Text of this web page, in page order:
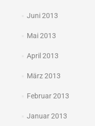
Juni 2013
Mai 2013
April 2013
März 2013
Februar 2013
Januar 2013